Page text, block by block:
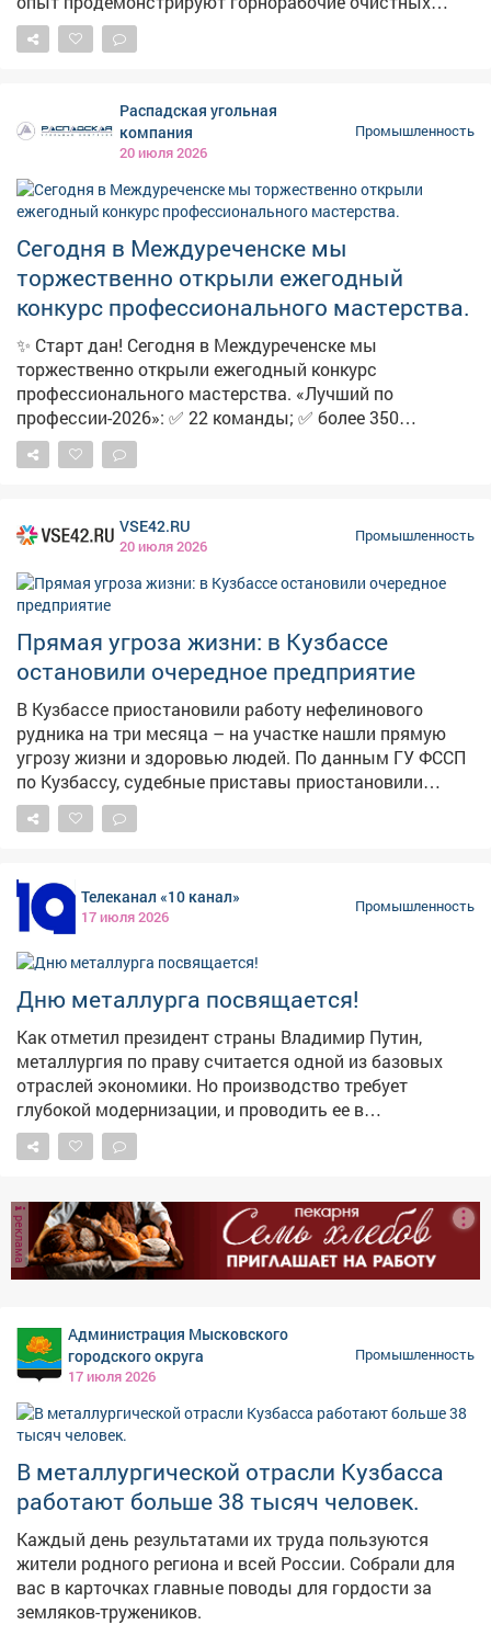
использует автотранспорт для доставки угля до
забоев, проходчики, электрослесари подземные,
горноспасатели, водители карьерной техники,
Пожелал участникам производственных успехов и
честной конкуренции. Итоги подведут в августе,
Победителям и призерам вручат корпоративные
медали, дипломы и денежные премии.
Распадская угольная
компания
20 июля 2026
Промышленность
Сегодня в Междуреченске мы
торжественно открыли ежегодный
конкурс профессионального мастерства.
✨ Старт дан! Сегодня в Междуреченске мы
торжественно открыли ежегодный конкурс
профессионального мастерства. «Лучший по
профессии-2026»: ✅ 22 команды; ✅ более 350
участников шахтерских и вспомогательных
профессий; ✅ 28 номинаций, среди которых новая
проявить себя, обменяться опытом и получить новые
поздравили генеральный директор Распадской
Владимир Мельниченко и глава Междуреченска Павел
Камбалин. Имена победителей конкурса мы узнаем 14
августа.
VSE42.RU
20 июля 2026
Промышленность
Прямая угроза жизни: в Кузбассе
остановили очередное предприятие
В Кузбассе приостановили работу нефелинового
рудника на три месяца – на участке нашли прямую
угрозу жизни и здоровью людей. По данным ГУ ФССП
по Кузбассу, судебные приставы приостановили
работу нефелинового рудника в Тисульском районе. –
Экспертами установлено – на участке рудника
занятых в производственном процессе, – сообщает
ведомство. Суд признал юридическое лицо виновным
по статье о нарушении требований промышленной
безопасности. Решение – приостановить горные
работы на 90 суток. Судебные приставы уже
исполнили решение. Теперь проверки на руднике будут
устранена.
Телеканал «10 канал»
17 июля 2026
Промышленность
Дню металлурга посвящается!
Как отметил президент страны Владимир Путин,
металлургия по праву считается одной из базовых
отраслей экономики. Но производство требует
глубокой модернизации, и проводить ее в
современных условиях надо на базе отечественных
технологий. В Кузбассе этот сектор промышленности
региона. #новости10канала
реклама
Администрация Мысковского
городского округа
17 июля 2026
Промышленность
В металлургической отрасли Кузбасса
работают больше 38 тысяч человек.
Каждый день результатами их труда пользуются
жители родного региона и всей России. Собрали для
вас в карточках главные поводы для гордости за
земляков-тружеников.